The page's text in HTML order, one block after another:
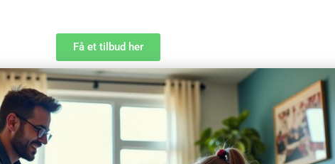
Få et tilbud her